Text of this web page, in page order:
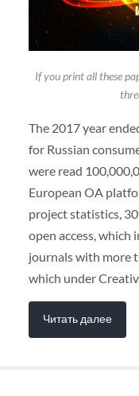
If you print all these
The 2017 year
for Russian
were read
European OA
project statistics,
open access, which
journals with more
which under
Читать далее